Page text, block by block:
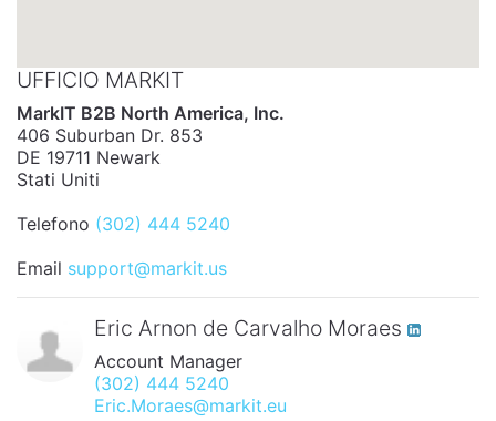
UFFICIO MARKIT
MarkIT B2B North America, Inc.
406 Suburban Dr. 853
DE 19711 Newark
Stati Uniti
Telefono (302) 444 5240
Email support@markit.us
Eric Arnon de Carvalho Moraes
Account Manager
(302) 444 5240
Eric.Moraes@markit.eu